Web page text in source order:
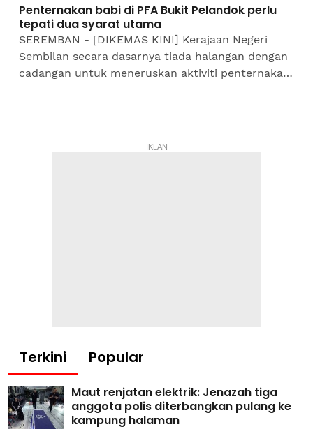
Penternakan babi di PFA Bukit Pelandok perlu
tepati dua syarat utama
SEREMBAN - [DIKEMAS KINI] Kerajaan Negeri
Sembilan secara dasarnya tiada halangan dengan
cadangan untuk meneruskan aktiviti penternakan
- IKLAN -
Terkini Popular
Maut renjatan elektrik: Jenazah tiga
anggota polis diterbangkan pulang ke
kampung halaman